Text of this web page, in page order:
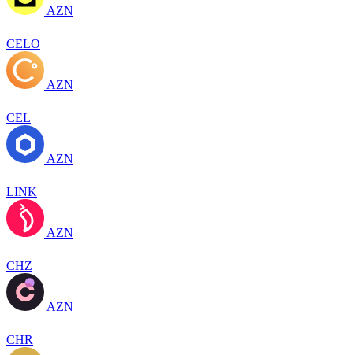
AZN
CELO
AZN
CEL
AZN
LINK
AZN
CHZ
AZN
CHR